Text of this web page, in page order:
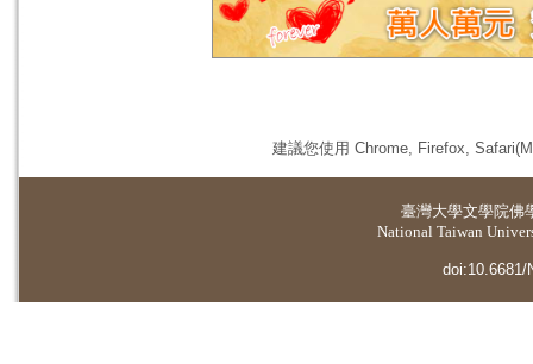
建議您使用 Chrome, Firefox,
臺灣大學文學院佛
National Taiwan
doi:10.6681/